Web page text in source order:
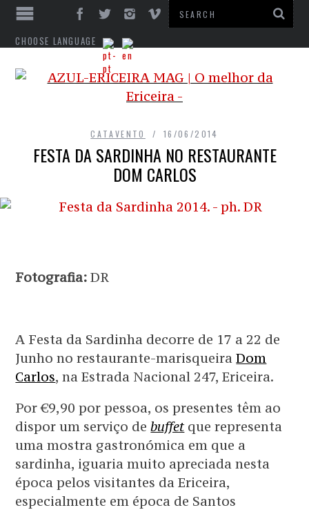
CHOOSE LANGUAGE
CATAVENTO 16/06/2014
FESTA DA SARDINHA NO RESTAURANTE
DOM CARLOS
Fotografia: DR
A Festa da Sardinha decorre de 17 a 22 de
Junho no restaurante-marisqueiraDom
Carlos, na Estrada Nacional 247, Ericeira.
Por €9,90 por pessoa, os presentes têm ao
dispor um serviço debuffet que representa
uma mostra gastronómica em que a
sardinha, iguaria muito apreciada nesta
época pelos visitantes da Ericeira,
especialmente em época de Santos